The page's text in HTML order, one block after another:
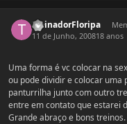
TreinadorFloripa
11 de Junho, 200818 anos
Uma forma é vc colocar na
ou pode dividir e colocar uma
panturrilha junto com outro
entre em contato que estarei
Grande abraço e bons treinos.